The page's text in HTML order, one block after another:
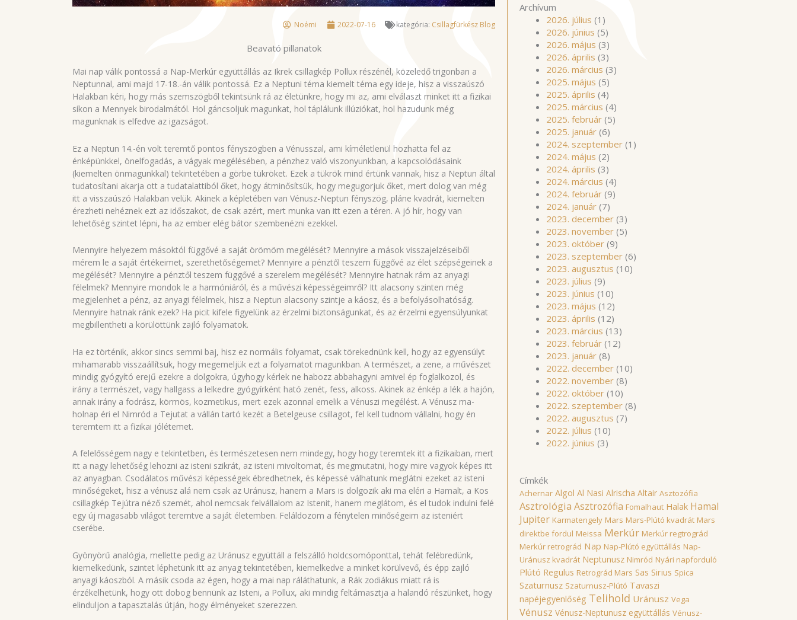
Noémi 2022-07-16 kategória: Csillagfürkész Blog
Beavató pillanatok
Mai nap válik pontossá a Nap-Merkúr együttállás az Ikrek csillagkép Pollux részénél, közeledő trigonban a
Neptunnal, ami majd 17-18.-án válik pontossá. Ez a Neptuni téma kiemelt téma egy ideje, hisz a visszaúszó
Halakban kéri, hogy más szemszögből tekintsünk rá az életünkre, hogy mi az, ami elválaszt minket itt a fizikai
síkon a Mennyek birodalmától. Hol gáncsoljuk magunkat, hol táplálunk illúziókat, hol hazudunk még
magunknak is elfedve az igazságot.
Ez a Neptun 14.-én volt teremtő pontos fényszögben a Vénusszal, ami kíméletlenül hozhatta fel az
énképünkkel, önelfogadás, a vágyak megélésében, a pénzhez való viszonyunkban, a kapcsolódásaink
(kiemelten önmagunkkal) tekintetében a görbe tükröket. Ezek a tükrök mind értünk vannak, hisz a Neptun által
tudatosítani akarja ott a tudatalattiból őket, hogy átminősítsük, hogy megugorjuk őket, mert dolog van még
itt a visszaúszó Halakban velük. Akinek a képletében van Vénusz-Neptun fényszög, pláne kvadrát, kiemelten
érezheti nehéznek ezt az időszakot, de csak azért, mert munka van itt ezen a téren. A jó hír, hogy van
lehetőség szintet lépni, ha az ember elég bátor szembenézni ezekkel.
Mennyire helyezem másoktól függővé a saját örömöm megélését? Mennyire a mások visszajelzéseiből
mérem le a saját értékeimet, szerethetőségemet? Mennyire a pénztől teszem függővé az élet szépségeinek a
megélését? Mennyire a pénztől teszem függővé a szerelem megélését? Mennyire hatnak rám az anyagi
félelmek? Mennyire mondok le a harmóniáról, és a művészi képességeimről? Itt alacsony szinten még
megjelenhet a pénz, az anyagi félelmek, hisz a Neptun alacsony szintje a káosz, és a befolyásolhatóság.
Mennyire hatnak ránk ezek? Ha picit kifele figyelünk az érzelmi biztonságunkat, és az érzelmi egyensúlyunkat
megbillentheti a körülöttünk zajló folyamatok.
Ha ez történik, akkor sincs semmi baj, hisz ez normális folyamat, csak törekednünk kell, hogy az egyensúlyt
mihamarabb visszaállítsuk, hogy megemeljük ezt a folyamatot magunkban. A természet, a zene, a művészet
mindig gyógyító erejű ezekre a dolgokra, úgyhogy kérlek ne habozz abbahagyni amivel ép foglalkozol, és
irány a természet, vagy hallgass a lelkedre gyógyírként ható zenét, fess, alkoss. Akinek az énkép a lék a hajón,
annak irány a fodrász, körmös, kozmetikus, mert ezek azonnal emelik a Vénuszi megélést. A Vénusz ma-
holnap éri el Nimród a Tejutat a vállán tartó kezét a Betelgeuse csillagot, fel kell tudnom vállalni, hogy én
teremtem itt a fizikai jólétemet.
A felelősségem nagy e tekintetben, és természetesen nem mindegy, hogy hogy teremtek itt a fizikaiban, mert
itt a nagy lehetőség lehozni az isteni szikrát, az isteni mivoltomat, és megmutatni, hogy mire vagyok képes itt
az anyagban. Csodálatos művészi képességek ébredhetnek, és képessé válhatunk meglátni ezeket az isteni
minőségeket, hisz a vénusz alá nem csak az Uránusz, hanem a Mars is dolgozik aki ma eléri a Hamalt, a Kos
csillagkép Tejútra néző szemét, ahol nemcsak felvállalom az Istenit, hanem meglátom, és el tudok indulni felé
egy új magasabb világot teremtve a saját életemben. Feláldozom a fénytelen minőségeim az isteniért
cserébe.
Gyönyörű analógia, mellette pedig az Uránusz együttáll a felszálló holdcsomóponttal, tehát felébredünk,
kiemelkedünk, szintet léphetünk itt az anyag tekintetében, kiemelkedve a minket körülvevő, és épp zajló
anyagi káoszból. A másik csoda az égen, hogy a mai nap ráláthatunk, a Rák zodiákus miatt rá is
érzékelhetünk, hogy ott dobog bennünk az Isteni, a Pollux, aki mindig feltámasztja a halandó részünket, hogy
elinduljon a tapasztalás útján, hogy élményeket szerezzen.
Archívum
2026. július (1)
2026. június (5)
2026. május (3)
2026. április (3)
2026. március (3)
2025. május (5)
2025. április (4)
2025. március (4)
2025. február (5)
2025. január (6)
2024. szeptember (1)
2024. május (2)
2024. április (3)
2024. március (4)
2024. február (9)
2024. január (7)
2023. december (3)
2023. november (5)
2023. október (9)
2023. szeptember (6)
2023. augusztus (10)
2023. július (9)
2023. június (10)
2023. május (12)
2023. április (12)
2023. március (13)
2023. február (12)
2023. január (8)
2022. december (10)
2022. november (8)
2022. október (10)
2022. szeptember (8)
2022. augusztus (7)
2022. július (10)
2022. június (3)
Címkék
Achernar Algol Al Nasi Alrischa Altair Asztozófia
Asztrológia Asztrozófia Fomalhaut Halak Hamal
Jupiter Karmatengely Mars Mars-Plútó kvadrát Mars
direktbe fordul Meissa Merkúr Merkúr regtrográd
Merkúr retrográd Nap Nap-Plútó együttállás Nap-
Uránusz kvadrát Neptunusz Nimród Nyári napforduló
Plútó Regulus Retrográd Mars Sas Sirius Spica
Szaturnusz Szaturnusz-Plútó Tavaszi
napéjegyenlőség Telihold Uránusz Vega
Vénusz Vénusz-Neptunusz együttállás Vénusz-